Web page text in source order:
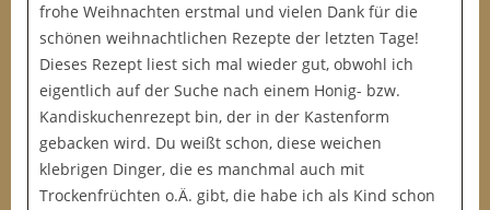
frohe Weihnachten erstmal und vielen Dank für die
schönen weihnachtlichen Rezepte der letzten Tage!
Dieses Rezept liest sich mal wieder gut, obwohl ich
eigentlich auf der Suche nach einem Honig- bzw.
Kandiskuchenrezept bin, der in der Kastenform
gebacken wird. Du weißt schon, diese weichen
klebrigen Dinger, die es manchmal auch mit
Trockenfrüchten o.Ä. gibt, die habe ich als Kind schon